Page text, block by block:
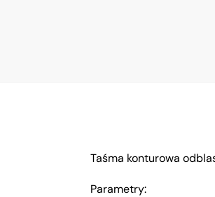
Taśma konturowa
Parametry: